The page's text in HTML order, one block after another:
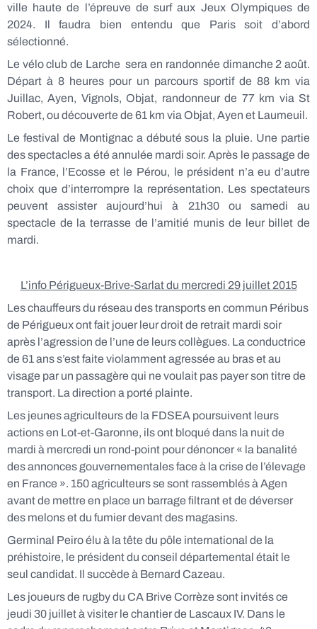
ville haute de l’épreuve de surf aux Jeux Olympiques de
2024. Il faudra bien entendu que Paris soit d’abord
sélectionné.
Le vélo club de Larche sera en randonnée dimanche 2 août.
Départ à 8 heures pour un parcours sportif de 88 km via
Juillac, Ayen, Vignols, Objat, randonneur de 77 km via St
Robert, ou découverte de 61 km via Objat, Ayen et Laumeuil.
Le festival de Montignac a débuté sous la pluie. Une partie
des spectacles a été annulée mardi soir. Après le passage de
la France, l’Ecosse et le Pérou, le président n’a eu d’autre
choix que d’interrompre la représentation. Les spectateurs
peuvent assister aujourd’hui à 21h30 ou samedi au
spectacle de la terrasse de l’amitié munis de leur billet de
mardi.
L’info Périgueux-Brive-Sarlat du mercredi 29 juillet 2015
Les chauffeurs du réseau des transports en commun Péribus
de Périgueux ont fait jouer leur droit de retrait mardi soir
après l’agression de l’une de leurs collègues. La conductrice
de 61 ans s’est faite violamment agressée au bras et au
visage par un passagère qui ne voulait pas payer son titre de
transport. La direction a porté plainte.
Les jeunes agriculteurs de la FDSEA poursuivent leurs
actions en Lot-et-Garonne, ils ont bloqué dans la nuit de
mardi à mercredi un rond-point pour dénoncer « la banalité
des annonces gouvernementales face à la crise de l’élevage
en France ». 150 agriculteurs se sont rassemblés à Agen
avant de mettre en place un barrage filtrant et de déverser
des melons et du fumier devant des magasins.
Germinal Peiro élu à la tête du pôle international de la
préhistoire, le président du conseil départemental était le
seul candidat. Il succède à Bernard Cazeau.
Les joueurs de rugby du CA Brive Corrèze sont invités ce
jeudi 30 juillet à visiter le chantier de Lascaux IV. Dans le